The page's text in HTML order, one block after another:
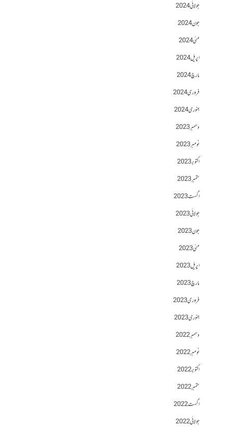
جولائی 2024
جون 2024
مئی 2024
اپریل 2024
مارچ 2024
فروری 2024
جنوری 2024
دسمبر 2023
نومبر 2023
اکتوبر 2023
ستمبر 2023
اگست 2023
جولائی 2023
جون 2023
مئی 2023
اپریل 2023
مارچ 2023
فروری 2023
جنوری 2023
دسمبر 2022
نومبر 2022
اکتوبر 2022
ستمبر 2022
اگست 2022
جولائی 2022